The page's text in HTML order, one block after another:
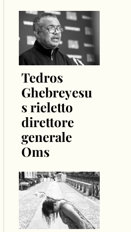
Tedros
Ghebreyesu
s rieletto
direttore
generale
Oms